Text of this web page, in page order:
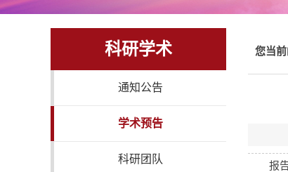
科研学术
通知公告
学术预告
科研团队
您当前
报